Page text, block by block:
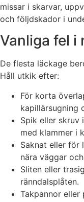
missar i skarvar,
och följdskador i
Vanliga fel i
De flesta läckage
Håll utkik efter:
För korta
kapillärsugning
Spik eller skruv
med klammer i
Saknat eller för
nära väggar
Sliten eller
ränndalsplåten.
Takpannor